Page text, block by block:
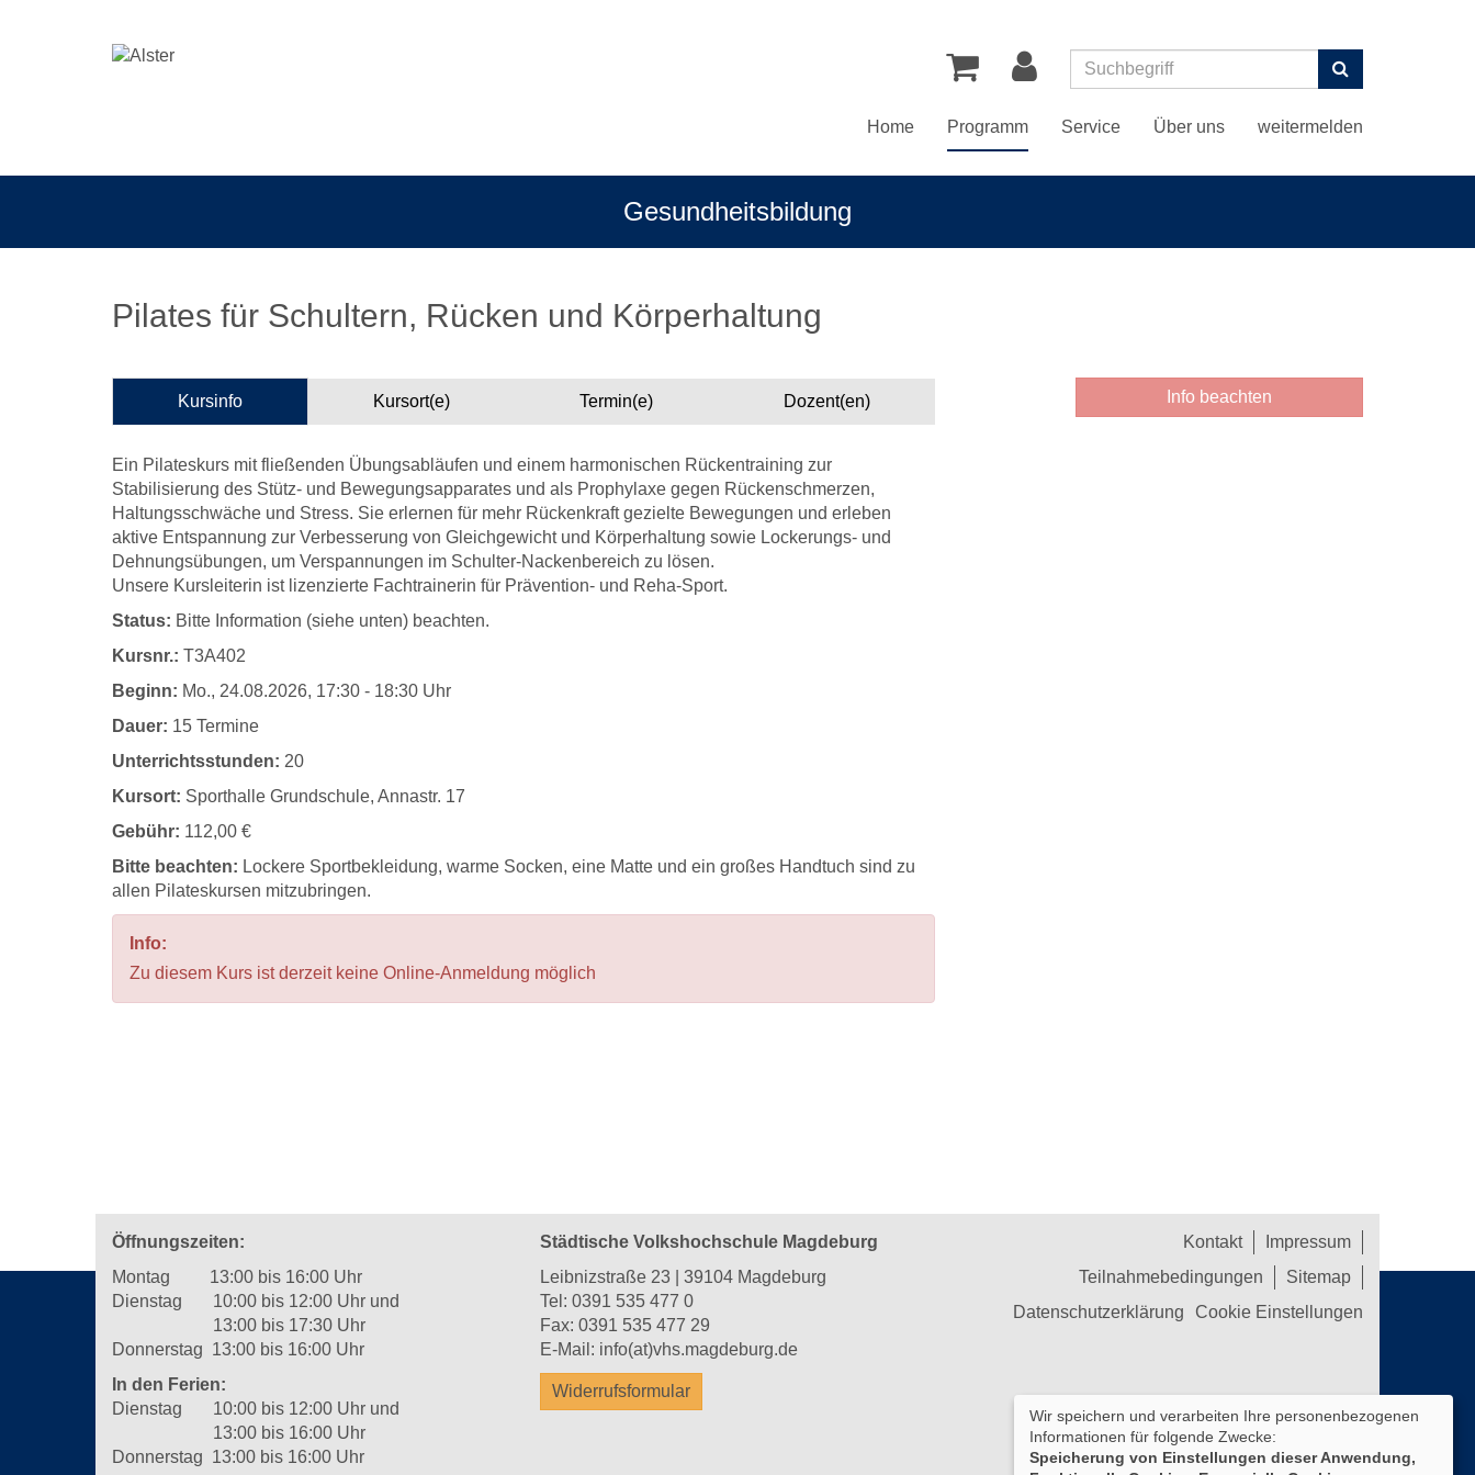
Suchen
Home Programm Service Über uns weitermelden
Gesundheitsbildung
Pilates für Schultern, Rücken und Körperhaltung
Kursinfo Kursort(e) Termin(e) Dozent(en)
Ein Pilateskurs mit fließenden Übungsabläufen und einem harmonischen Rückentraining zur
Stabilisierung des Stütz- und Bewegungsapparates und als Prophylaxe gegen Rückenschmerzen,
Haltungsschwäche und Stress. Sie erlernen für mehr Rückenkraft gezielte Bewegungen und erleben
aktive Entspannung zur Verbesserung von Gleichgewicht und Körperhaltung sowie Lockerungs- und
Dehnungsübungen, um Verspannungen im Schulter-Nackenbereich zu lösen.
Unsere Kursleiterin ist lizenzierte Fachtrainerin für Prävention- und Reha-Sport.
Status: Bitte Information (siehe unten) beachten.
Kursnr.: T3A402
Beginn: Mo., 24.08.2026, 17:30 - 18:30 Uhr
Dauer: 15 Termine
Unterrichtsstunden: 20
Kursort: Sporthalle Grundschule, Annastr. 17
Gebühr: 112,00 €
Bitte beachten: Lockere Sportbekleidung, warme Socken, eine Matte und ein großes Handtuch sind zu
allen Pilateskursen mitzubringen.
Info:
Zu diesem Kurs ist derzeit keine Online-Anmeldung möglich
Info beachten
Öffnungszeiten:
Montag 13:00 bis 16:00 Uhr
Dienstag 10:00 bis 12:00 Uhr und
13:00 bis 17:30 Uhr
Donnerstag 13:00 bis 16:00 Uhr
In den Ferien:
Dienstag 10:00 bis 12:00 Uhr und
13:00 bis 16:00 Uhr
Donnerstag 13:00 bis 16:00 Uhr
Städtische Volkshochschule Magdeburg
Leibnizstraße 23 | 39104 Magdeburg
Tel: 0391 535 477 0
Fax: 0391 535 477 29
E-Mail: info(at)vhs.magdeburg.de
Widerrufsformular
Kontakt
Impressum
Teilnahmebedingungen
Sitemap
Datenschutzerklärung
Cookie Einstellungen
Wir speichern und verarbeiten Ihre personenbezogenen
Informationen für folgende Zwecke:
Speicherung von Einstellungen dieser Anwendung,